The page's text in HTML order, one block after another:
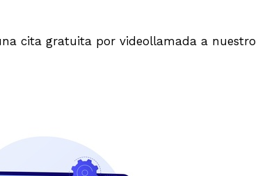
cita gratuita por videollamada a nuestro